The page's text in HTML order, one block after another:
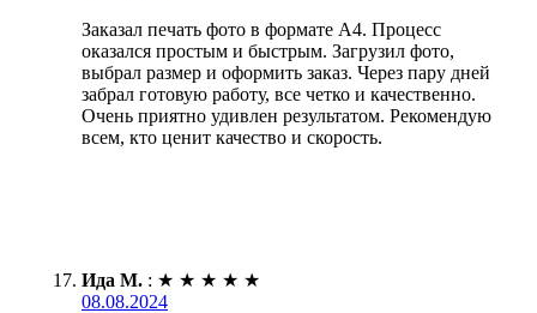
Заказал печать фото в формате А4. Процесс
оказался простым и быстрым. Загрузил фото,
выбрал размер и оформить заказ. Через пару дней
забрал готовую работу, все четко и качественно.
Очень приятно удивлен результатом. Рекомендую
всем, кто ценит качество и скорость.
Ида М. : ★ ★ ★ ★ ★
08.08.2024